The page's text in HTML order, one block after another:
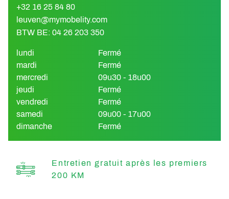
+32 16 25 84 80
leuven@mymobelity.com
BTW BE: 04 26 203 350
lundi
Fermé
mardi
Fermé
mercredi
09u30 - 18u00
jeudi
Fermé
vendredi
Fermé
samedi
09u00 - 17u00
dimanche
Fermé
Entretien gratuit après les premiers
200 KM